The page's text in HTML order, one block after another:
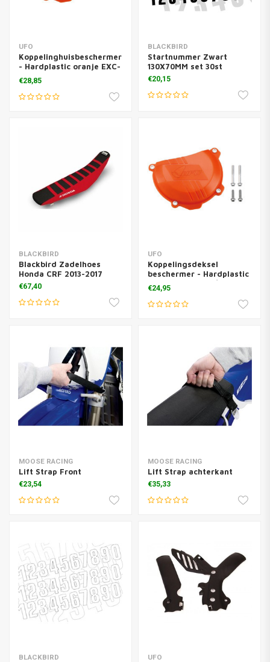
UFO
Koppelinghuisbeschermer
- Hardplastic oranje EXC-
F450 SX-F450 2016-2017
€28,85
BLACKBIRD
Startnummer Zwart
130X70MM set 30st
€20,15
BLACKBIRD
Blackbird Zadelhoes
Honda CRF 2013-2017
€67,40
UFO
Koppelingsdeksel
beschermer - Hardplastic
oranje EXC-F250/350 -
SX-F250/350
€24,95
MOOSE RACING
Lift Strap Front
€23,54
MOOSE RACING
Lift Strap achterkant
€35,33
BLACKBIRD UFO